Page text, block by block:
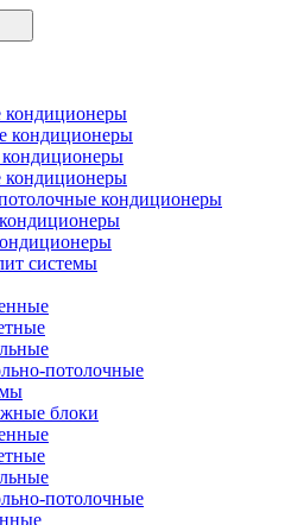
кондиционеры
кондиционеры
кондиционеры
кондиционеры
системы
потолочные
блоки
потолочные